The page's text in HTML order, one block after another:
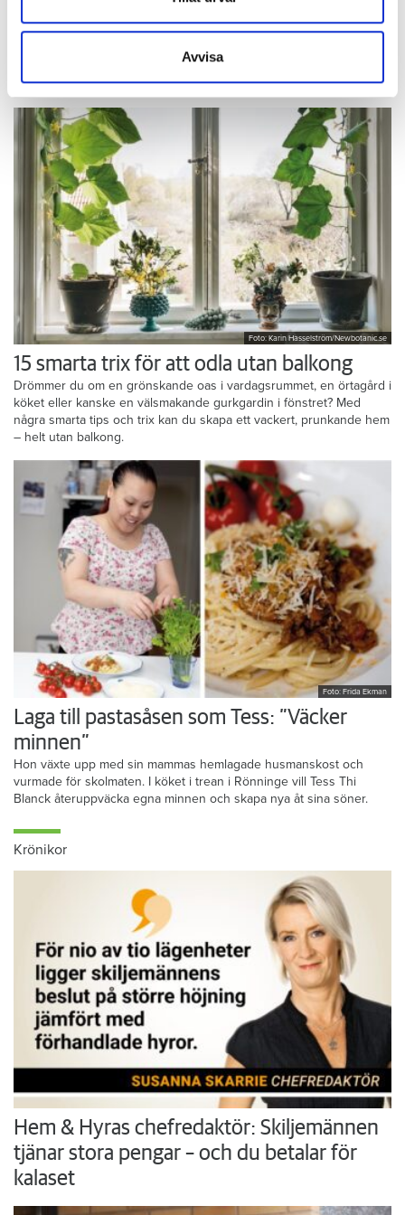
information som du har tillhandahållit eller som de har
samlat in när du har använt deras tjänster.
Avvisa
tekakor: ”Kladda lite”
Hos Anna Maripuu vankas nybakt flera dagar i veckan. För henne
är det avkoppling att slå händerna runt en deg – och den får gärna
kladda lite.
Foto: Karin Hasselström/Newbotanic.se
15 smarta trix för att odla utan balkong
Drömmer du om en grönskande oas i vardagsrummet, en örtagård i
köket eller kanske en välsmakande gurkgardin i fönstret? Med
några smarta tips och trix kan du skapa ett vackert, prunkande hem
– helt utan balkong.
Foto: Frida Ekman
Laga till pastasåsen som Tess: ”Väcker
minnen”
Hon växte upp med sin mammas hemlagade husmanskost och
vurmade för skolmaten. I köket i trean i Rönninge vill Tess Thi
Blanck återuppväcka egna minnen och skapa nya åt sina söner.
Krönikor
Hem & Hyras chefredaktör: Skiljemännen
tjänar stora pengar – och du betalar för
kalaset